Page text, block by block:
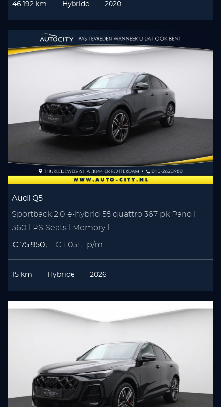
46.192 km Hybride 2020
Audi Q5
Sportback 2.0 e-hybrid 55 quattro 367 pk Pano l
360 l RS Seats l Memory l
€ 75.950,- € 1.051,- p/m
15 km Hybride 2026